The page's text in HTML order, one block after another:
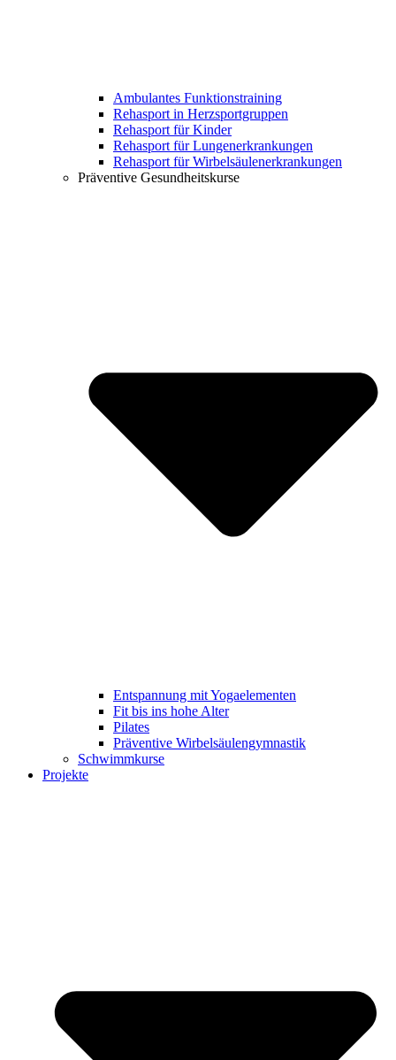
Ambulantes Funktionstraining
Rehasport in Herzsportgruppen
Rehasport für Kinder
Rehasport für Lungenerkrankungen
Rehasport für Wirbelsäulenerkrankungen
Präventive Gesundheitskurse
Entspannung mit Yogaelementen
Fit bis ins hohe Alter
Pilates
Präventive Wirbelsäulengymnastik
Schwimmkurse
Projekte